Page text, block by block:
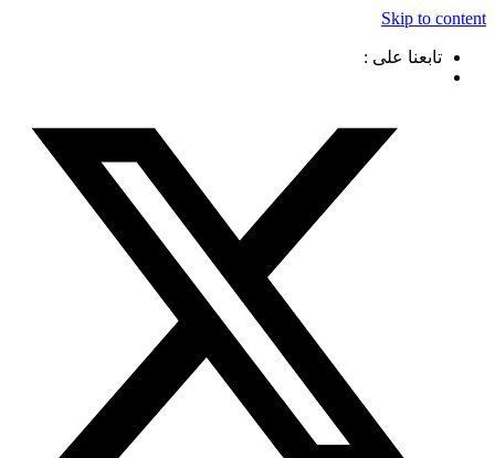
Skip to content
تابعنا على :